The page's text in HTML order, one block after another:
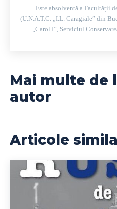
Este absolventă a Facultății
(U.N.A.T.C. „I.L. Caragiale” din
„Carol I”, Serviciul
Mai multe de
autor
Articole